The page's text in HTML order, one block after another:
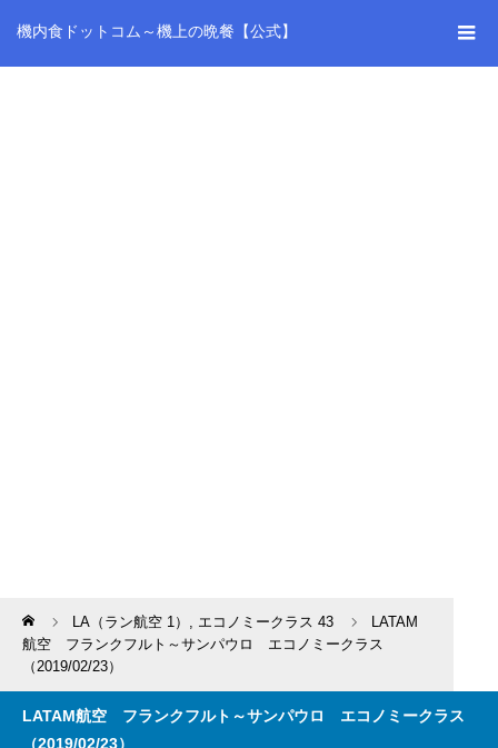
機内食ドットコム～機上の晩餐【公式】
Home LA（ラン航空 1） , エコノミークラス 43
LATAM
航空 フランクフルト～サンパウロ エコノミークラス
（2019/02/23）
LATAM航空 フランクフルト～サンパウロ エコノミークラス
（2019/02/23）